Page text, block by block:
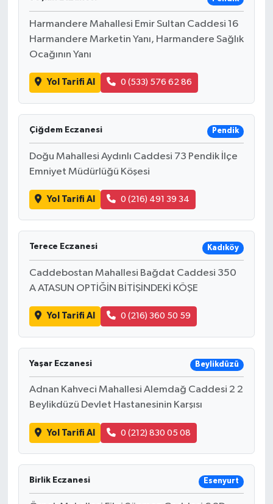
Harmandere Mahallesi Emir Sultan Caddesi 16
Harmandere Marketin Yanı, Harmandere Sağlık
Ocağının Yanı
Yol Tarifi Al 0 (533) 576 62 86
Çiğdem Eczanesi Pendik
Doğu Mahallesi Aydınlı Caddesi 73 Pendik İlçe
Emniyet Müdürlüğü Köşesi
Yol Tarifi Al 0 (216) 491 39 34
Terece Eczanesi Kadıköy
Caddebostan Mahallesi Bağdat Caddesi 350
A ATASUN OPTİĞİN BİTİŞİNDEKİ KÖŞE
Yol Tarifi Al 0 (216) 360 50 59
Yaşar Eczanesi Beylikdüzü
Adnan Kahveci Mahallesi Alemdağ Caddesi 2 2
Beylikdüzü Devlet Hastanesinin Karşısı
Yol Tarifi Al 0 (212) 830 05 08
Birlik Eczanesi Esenyurt